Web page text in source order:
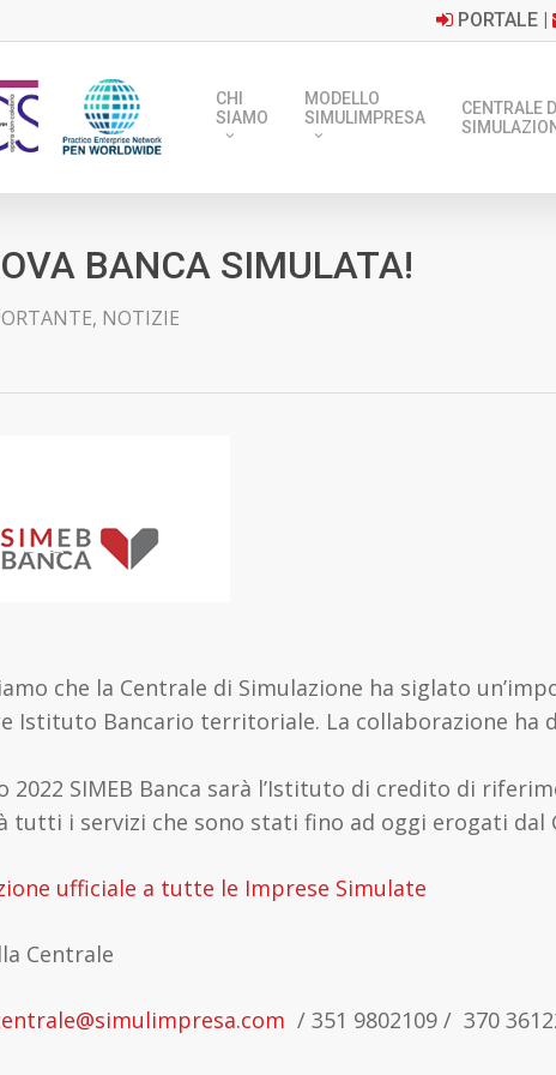
PORTALE|
CHI
SIAMO
MODELLO
SIMULIMPRESA
CENTRALE DI
BANCA SIMULATA!
, NOTIZIE
che la Centrale di Simulazione ha siglato
Istituto Bancario territoriale. La collaborazione ha
2022 SIMEB Banca sarà l’Istituto di credito di
tutti i servizi che sono stati fino ad oggi erogati dal
ufficiale a tutte le Imprese Simulate
Centrale
/ 351 9802109 / 370